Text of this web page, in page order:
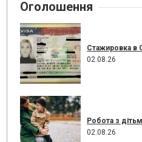
Оголошення
Стажировка в
02.08.26
Робота з
02.08.26